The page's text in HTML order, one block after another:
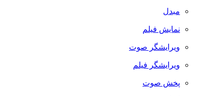
مبدل
نمایش فیلم
ویرایشگر صوت
ویرایشگر فیلم
پخش صوت